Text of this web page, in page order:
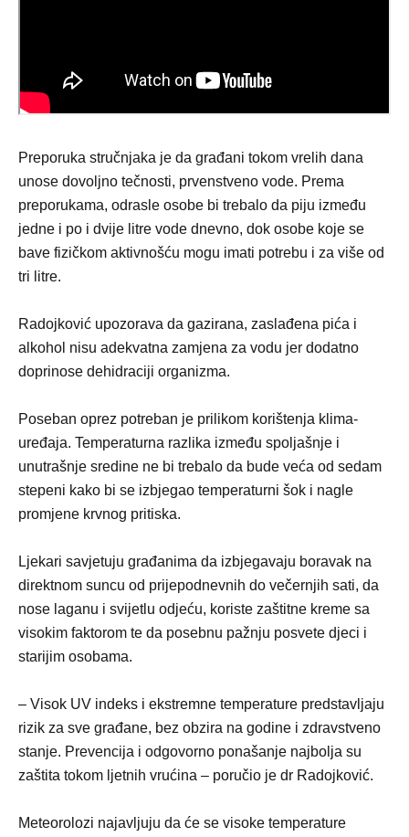
Preporuka stručnjaka je da građani tokom vrelih dana
unose dovoljno tečnosti, prvenstveno vode. Prema
preporukama, odrasle osobe bi trebalo da piju između
jedne i po i dvije litre vode dnevno, dok osobe koje se
bave fizičkom aktivnošću mogu imati potrebu i za više od
tri litre.
Radojković upozorava da gazirana, zaslađena pića i
alkohol nisu adekvatna zamjena za vodu jer dodatno
doprinose dehidraciji organizma.
Poseban oprez potreban je prilikom korištenja klima-
uređaja. Temperaturna razlika između spoljašnje i
unutrašnje sredine ne bi trebalo da bude veća od sedam
stepeni kako bi se izbjegao temperaturni šok i nagle
promjene krvnog pritiska.
Ljekari savjetuju građanima da izbjegavaju boravak na
direktnom suncu od prijepodnevnih do večernjih sati, da
nose laganu i svijetlu odjeću, koriste zaštitne kreme sa
visokim faktorom te da posebnu pažnju posvete djeci i
starijim osobama.
– Visok UV indeks i ekstremne temperature predstavljaju
rizik za sve građane, bez obzira na godine i zdravstveno
stanje. Prevencija i odgovorno ponašanje najbolja su
zaštita tokom ljetnih vrućina – poručio je dr Radojković.
Meteorolozi najavljuju da će se visoke temperature